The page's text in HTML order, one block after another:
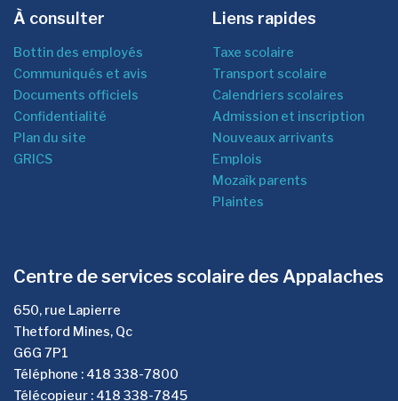
À consulter
Bottin des employés
Communiqués et avis
Documents officiels
Confidentialité
Plan du site
GRICS
Liens rapides
Taxe scolaire
Transport scolaire
Calendriers scolaires
Admission et inscription
Nouveaux arrivants
Emplois
Mozaîk parents
Plaintes
Centre de services scolaire des Appalaches
650, rue Lapierre
Thetford Mines, Qc
G6G 7P1
Téléphone : 418 338-7800
Télécopieur : 418 338-7845